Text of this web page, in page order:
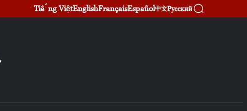
Tiếng ViệtEnglishFrançaisEspañol中文Русский